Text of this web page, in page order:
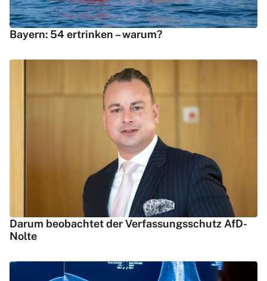
Bayern: 54 ertrinken – warum?
Darum beobachtet der Verfassungsschutz AfD-
Nolte